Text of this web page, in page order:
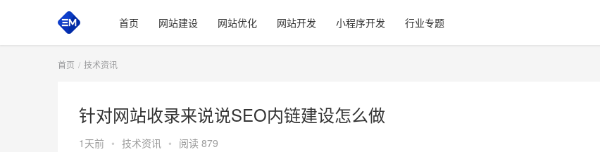
首页 网站建设 网站优化 网站开发 小程序开发 行业专题
首页 技术资讯
针对网站收录来说说SEO内链建设怎么做
1天前 • 技术资讯 • 阅读 879